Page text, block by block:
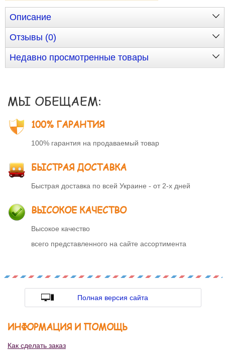
Описание
Отзывы (0)
Недавно просмотренные товары
МЫ ОБЕЩАЕМ:
100% ГАРАНТИЯ
100% гарантия на продаваемый товар
БЫСТРАЯ ДОСТАВКА
Быстрая доставка по всей Украине - от 2-х дней
ВЫСОКОЕ КАЧЕСТВО
Высокое качество
всего представленного на сайте ассортимента
Полная версия сайта
ИНФОРМАЦИЯ И ПОМОЩЬ
Как сделать заказ